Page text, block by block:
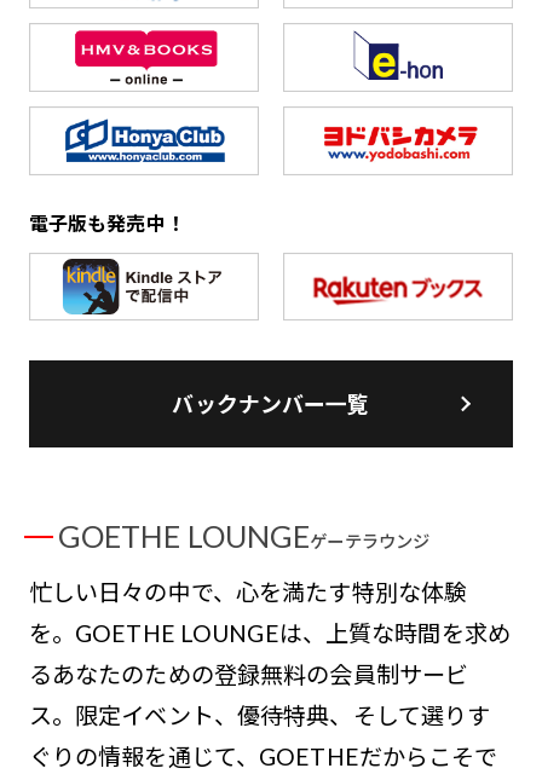
電子版も発売中！
バックナンバー一覧
GOETHE LOUNGEゲーテラウンジ
忙しい日々の中で、心を満たす特別な体験
を。GOETHE LOUNGEは、上質な時間を求め
るあなたのための登録無料の会員制サービ
ス。限定イベント、優待特典、そして選りす
ぐりの情報を通じて、GOETHEだからこそで